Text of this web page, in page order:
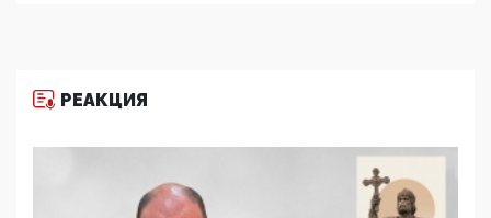
11:53, 09 Июня 2026
деятельность ИИТО ЮНЕСКО в России, но
цифроглобалисты продолжают определять
повестку в образовании
РЕАКЦИЯ